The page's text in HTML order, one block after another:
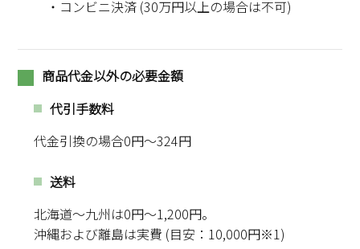
コンビニ決済 (30万円以上の場合は不可)
商品代金以外の必要金額
代引手数料
代金引換の場合0円～324円
送料
北海道～九州は0円～1,200円。
沖縄および離島は実費 (目安：10,000円※1)